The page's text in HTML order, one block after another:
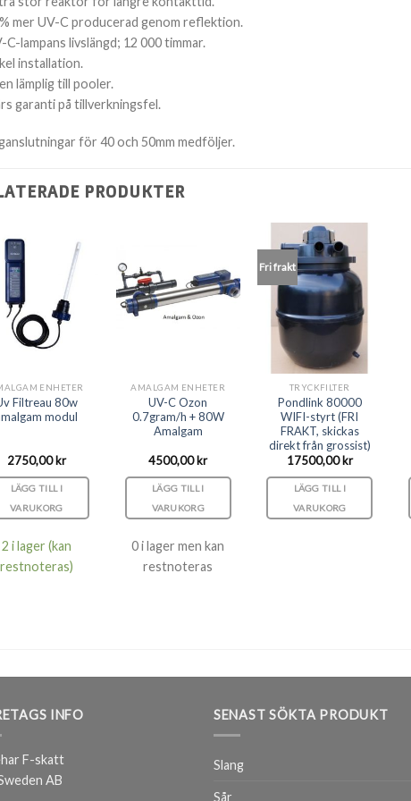
mer UV-C producerad genom reflektion.
C-lampans livslängd; 12 000 timmar.
installation.
lämplig till pooler.
garanti på tillverkningsfel.
för 40 och 50mm medföljer.
PRODUKTER
ENHETER
Filtreau 80w
modul
2750,00kr
LÄGG TILL I
VARUKORG
2 i lager (kan
restnoteras)
AMALGAM ENHETER
UV-C Ozon
0.7gram/h + 80W
Amalgam
4500,00kr
LÄGG TILL I
VARUKORG
0 i lager men kan
restnoteras
Fri frakt
TRYCKFILTER
Pondlink 80000
WIFI-styrt (FRI
FRAKT, skickas
direkt från grossist)
17500,00kr
LÄGG TILL I
VARUKORG
INFO
F-skatt
AB
SENAST SÖKTA PRODUKT
Slang
Sår